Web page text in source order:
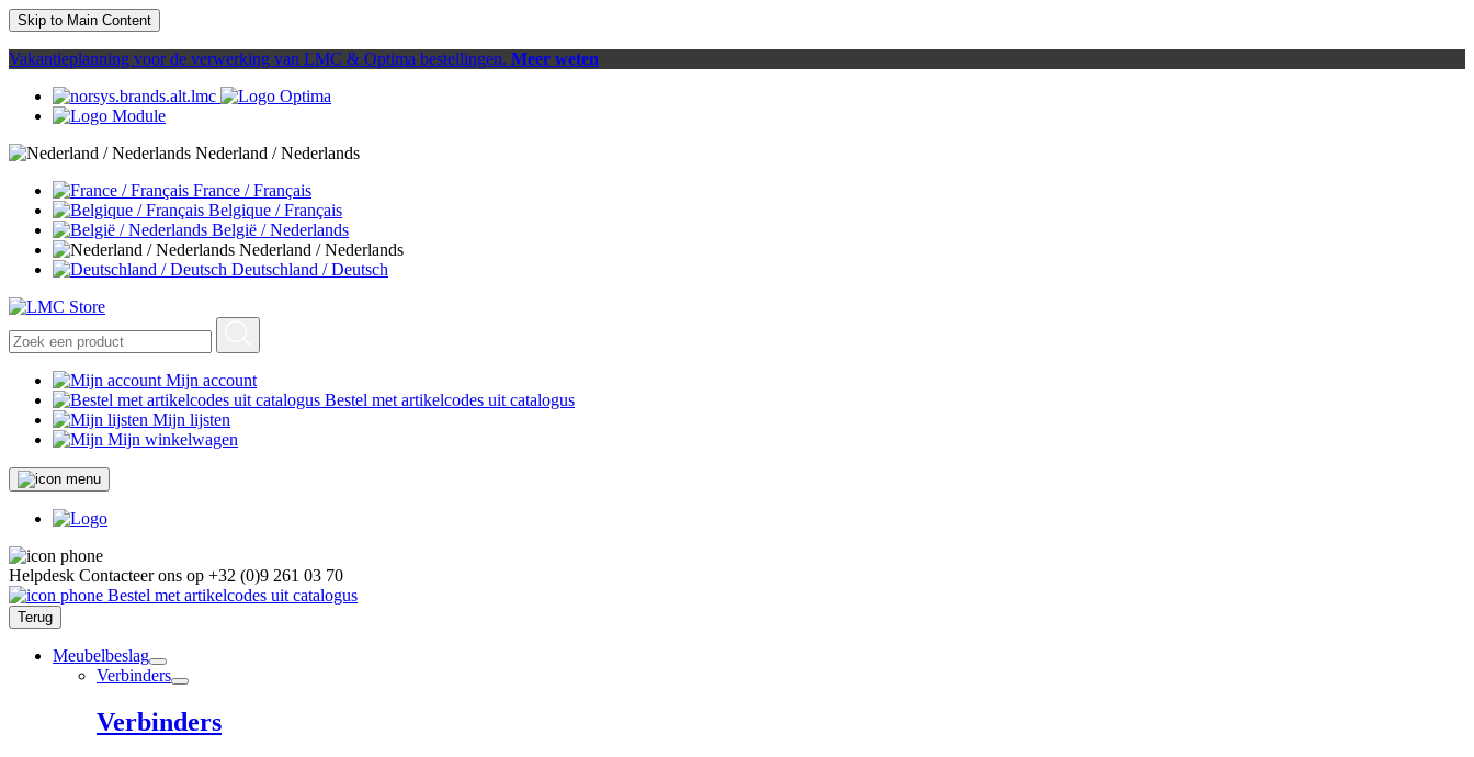
Skip to Main Content
Vakantieplanning voor de verwerking van LMC & Optima bestellingen. Meer weten
Nederland / Nederlands
France / Français
Belgique / Français
België / Nederlands
Nederland / Nederlands
Deutschland / Deutsch
Mijn account
Bestel met artikelcodes uit catalogus
Mijn lijsten
Mijn winkelwagen
Helpdesk Contacteer ons op +32 (0)9 261 03 70
Bestel met artikelcodes uit catalogus
Terug
Meubelbeslag
Verbinders
Verbinders